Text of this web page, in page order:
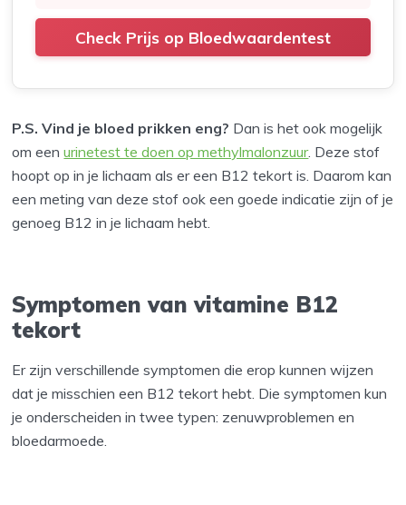
Check Prijs op Bloedwaardentest
P.S. Vind je bloed prikken eng? Dan is het ook mogelijk
om eenurinetest te doen op methylmalonzuur. Deze stof
hoopt op in je lichaam als er een B12 tekort is. Daarom kan
een meting van deze stof ook een goede indicatie zijn of je
genoeg B12 in je lichaam hebt.
Symptomen van vitamine B12
tekort
Er zijn verschillende symptomen die erop kunnen wijzen
dat je misschien een B12 tekort hebt. Die symptomen kun
je onderscheiden in twee typen: zenuwproblemen en
bloedarmoede.